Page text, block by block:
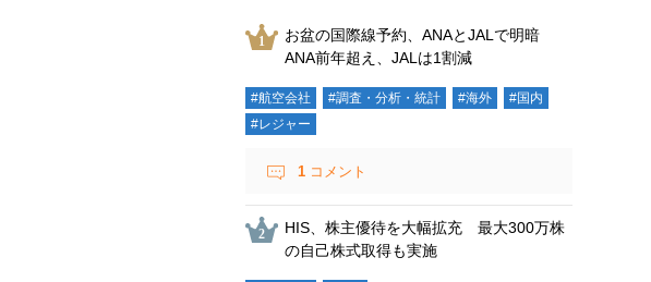
お盆の国際線予約、ANAとJALで明暗
ANA前年超え、JALは1割減
#航空会社 #調査・分析・統計 #海外
#国内
#レジャー
1 コメント
HIS、株主優待を大幅拡充 最大300万株
の自己株式取得も実施